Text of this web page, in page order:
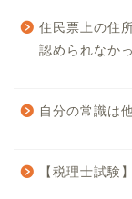
住民票上の住
認められなか
自分の常識は
【税理士試験